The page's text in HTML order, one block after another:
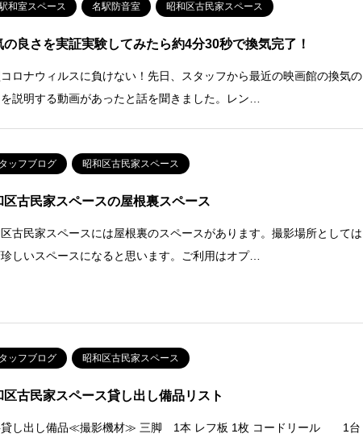
和室スペース 名駅防音室 昭和区古民家スペース
の良さを実証実験してみたら約4分30秒で換気完了！
ロナウィルスに負けない！先日、スタッフから最近の映画館の換気の
説明する動画があったと話を聞きました。レン…
ッフブログ 昭和区古民家スペース
区古民家スペースの屋根裏スペース
古民家スペースには屋根裏のスペースがあります。撮影場所としては
しいスペースになると思います。ご利用はオプ…
ッフブログ 昭和区古民家スペース
区古民家スペース貸し出し備品リスト
貸し出し備品≪撮影機材≫ 三脚 1本 レフ板 1枚 コードリール 1台